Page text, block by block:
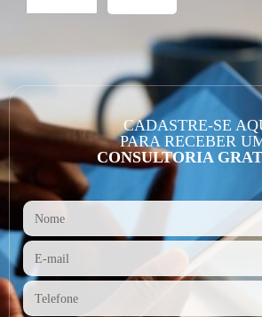
CADASTRE-SE
PARA RECEBER
CONSULTORIA